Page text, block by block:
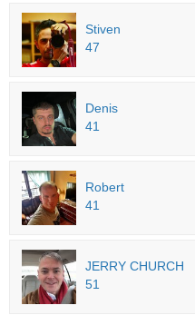
Stiven
47
Denis
41
Robert
41
JERRY CHURCH
51